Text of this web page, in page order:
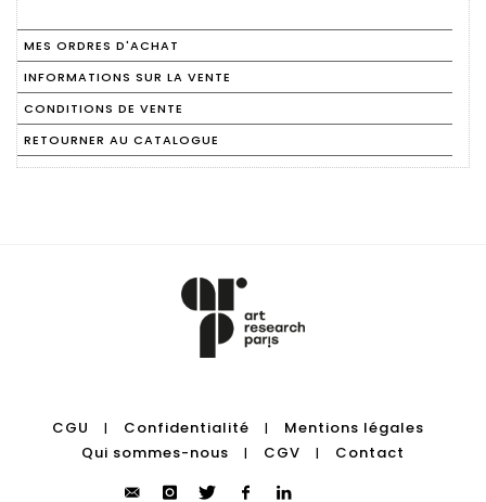
MES ORDRES D'ACHAT
INFORMATIONS SUR LA VENTE
CONDITIONS DE VENTE
RETOURNER AU CATALOGUE
CGU | Confidentialité |
Mentions légales
Qui sommes-nous
| CGV | Contact